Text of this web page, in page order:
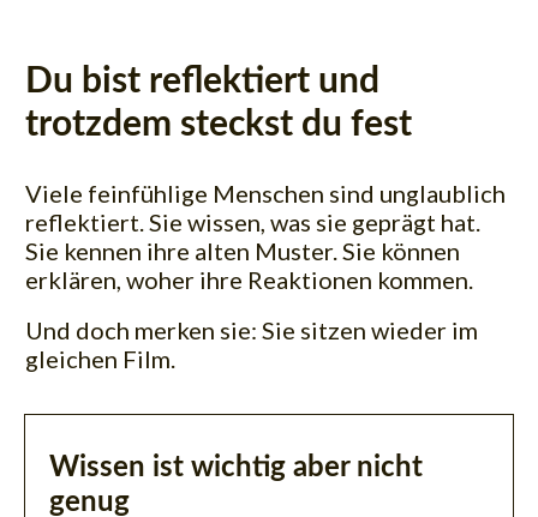
Du bist reflektiert und
trotzdem steckst du fest
Viele feinfühlige Menschen sind unglaublich
reflektiert. Sie wissen, was sie geprägt hat.
Sie kennen ihre alten Muster. Sie können
erklären, woher ihre Reaktionen kommen.
Und doch merken sie: Sie sitzen wieder im
gleichen Film.
Wissen ist wichtig aber nicht
genug